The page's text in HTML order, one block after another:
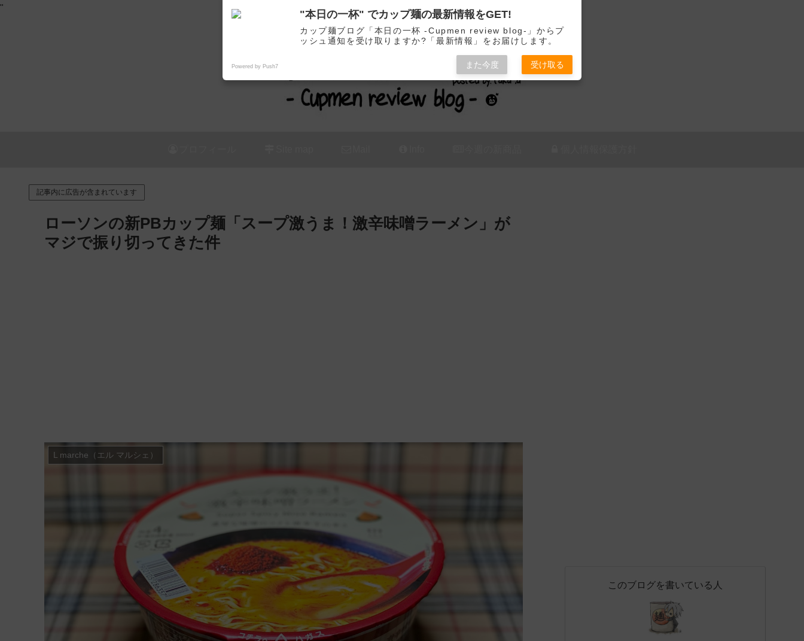
"
カップ麺の新商品をレビュー / アレンジするブログ
記事内に広告が含まれています
ローソンの新PBカップ麺「スープ激うま！激辛味噌ラーメン」が
マジで振り切ってきた件
L marche（エル マルシェ）
このブログを書いている人
"本日の一杯" でカップ麺の最新情報をGET!
カップ麺ブログ「本日の一杯 -Cupmen review blog-」からプ
ッシュ通知を受け取りますか?「最新情報」をお届けします。
Powered by Push7 また今度 受け取る